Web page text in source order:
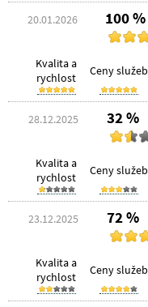
20.01.2026 100 %
Kvalita a
rychlost
Ceny služeb
28.12.2025 32 %
Kvalita a
rychlost
Ceny služeb
23.12.2025 72 %
Kvalita a
rychlost
Ceny služeb